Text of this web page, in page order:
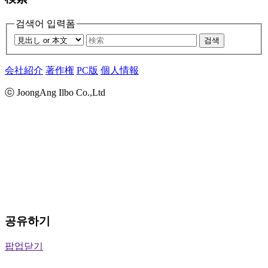
검색어 입력폼
검색
会社紹介 著作権 PC版 個人情報
ⓒ JoongAng Ilbo Co.,Ltd
공유하기
팝업닫기